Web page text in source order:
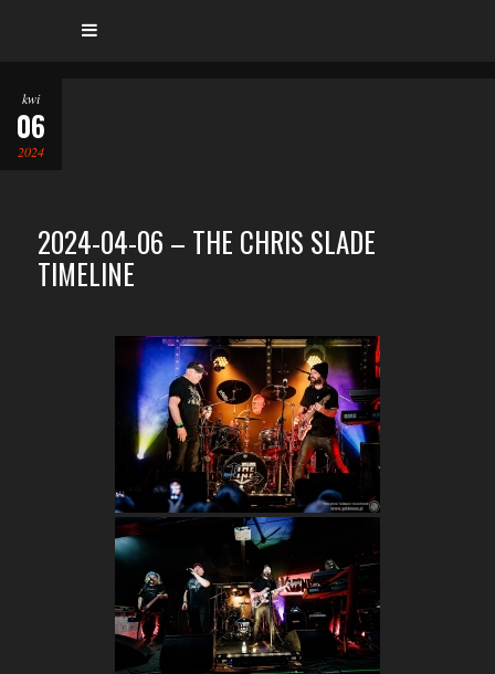
kwi
06
2024
2024-04-06 – THE CHRIS SLADE
TIMELINE